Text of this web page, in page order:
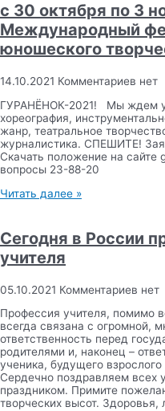
с 30 октября по 3
Международный
юношеского
14.10.2021 Комментариев нет
ГУРАНЁНОК-2021! Мы ждем
хореография,
жанр, театральное
журналистика. СПЕШИТЕ!
Скачать положение на сайте
вопросы 23-88-20
Читать далее »
Сегодня в России
учителя
05.10.2021 Комментариев нет
Профессия учителя, помимо
всегда связана с огромной,
ответственность перед
родителями и, наконец –
ученика, будущего
Сердечно поздравляем всех
праздником. Примите
творческих высот.